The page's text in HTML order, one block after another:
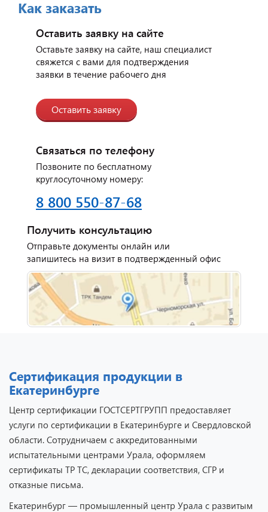
Отзыв от представителя
индийского ресторана
"Малабар".
Отзыв от представителя
автосервиса "Ваш
Отзыв от представителя
кафе "Весна".
Как заказать
Оставить заявку на сайте
Оставьте заявку на сайте, наш специалист
свяжется с вами для подтверждения
заявки в течение рабочего дня
Оставить заявку
Связаться по телефону
Позвоните по бесплатному
круглосуточному номеру:
8 800 550-87-68
Получить консультацию
Отправьте документы онлайн или
запишитесь на визит в подтвержденный офис
Сертификация продукции в
Екатеринбурге
Центр сертификации ГОСТСЕРТГРУПП предоставляет
услуги по сертификации в Екатеринбурге и Свердловской
области. Сотрудничаем с аккредитованными
испытательными центрами Урала, оформляем
сертификаты ТР ТС, декларации соответствия, СГР и
отказные письма.
Екатеринбург — промышленный центр Урала с развитым